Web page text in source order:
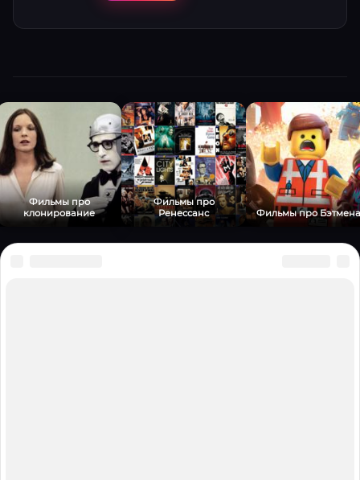
Искрометная комедия о смелости, семье и
Фильмы про
клонирование
Фильмы про
Ренессанс
Фильмы про Бэтмена